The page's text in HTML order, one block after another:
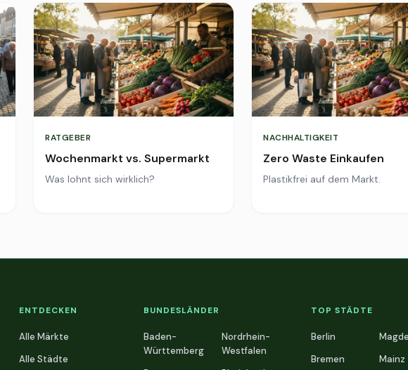
RATGEBER
Wochenmarkt vs. Supermarkt
Was lohnt sich wirklich?
NACHHALTIGKEIT
Zero Waste Einkaufen
Plastikfrei auf dem Markt.
ENTDECKEN
Alle Märkte
Alle Städte
BUNDESLÄNDER
Baden-
Württemberg
Nordrhein-
Westfalen
TOP STÄDTE
Berlin
Bremen
Mainz